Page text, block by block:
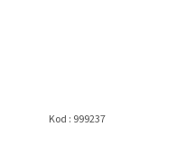
Kod : 999237